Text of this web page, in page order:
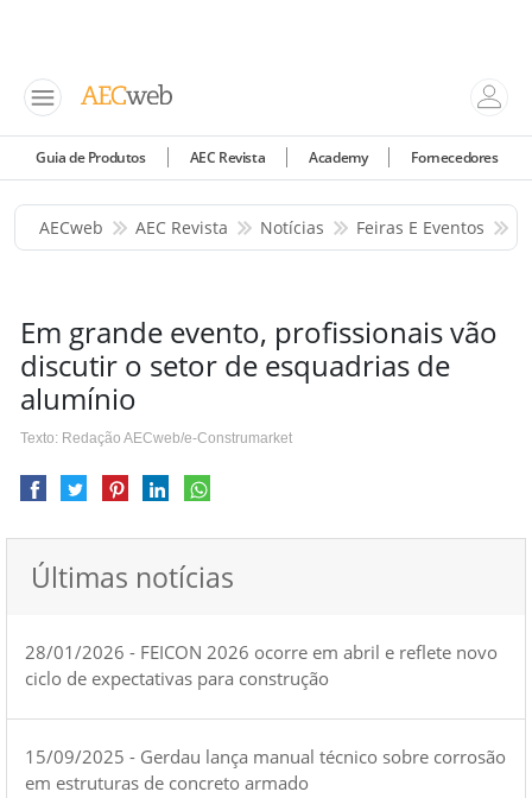
Guia de Produtos AEC Revista Academy Fornecedores
AECweb AEC Revista Notícias Feiras E Eventos
Em grande evento, profissionais vão
discutir o setor de esquadrias de
alumínio
Texto: Redação AECweb/e-Construmarket
Últimas notícias
28/01/2026 - FEICON 2026 ocorre em abril e reflete novo
ciclo de expectativas para construção
15/09/2025 - Gerdau lança manual técnico sobre corrosão
em estruturas de concreto armado